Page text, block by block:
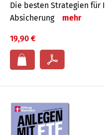
Die besten Strategien für
Absicherung
mehr
19,90 €